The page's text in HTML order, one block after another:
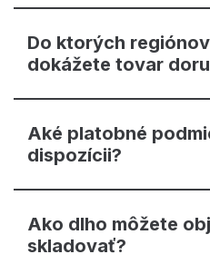
Do ktorých
dokážete tovar
Aké platobné
dispozícii?
Ako dlho môžete
skladovať?